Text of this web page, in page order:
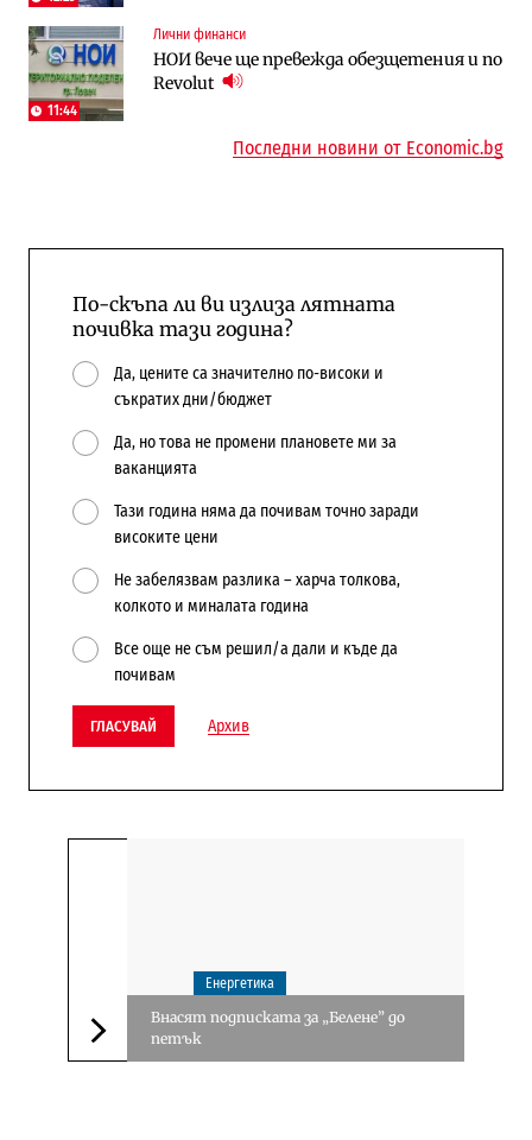
11:44
Лични финанси
НОИ вече ще превежда обезщетения и по
Revolut
Компании
„Ендуросат“ ще строи огромен
космически и отбранителен център в
10:12
Енергетика
Държавният ТЕЦ „Марица изток 2“
работи с 5 блока
Последни новини от Economic.bg
По-скъпа ли ви излиза лятната
почивка тази година?
Да, цените са значително по-високи и
съкратих дни/бюджет
Да, но това не промени плановете ми за
ваканцията
Тази година няма да почивам точно заради
високите цени
Не забелязвам разлика – харча толкова,
колкото и миналата година
Все още не съм решил/а дали и къде да
почивам
ГЛАСУВАЙ Архив
Следваща новина
Енергетика
Внасят подписката за „Белене” до
петък